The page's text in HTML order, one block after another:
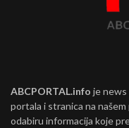
ABCPORTAL.info je news
portala i stranica na
odabiru informacija koje